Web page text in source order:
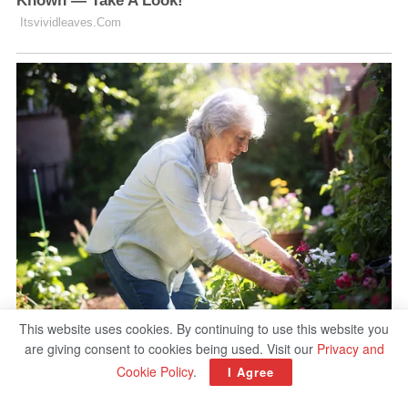
This website uses cookies. By continuing to use this website you
are giving consent to cookies being used. Visit our Privacy and
Cookie Policy. I Agree